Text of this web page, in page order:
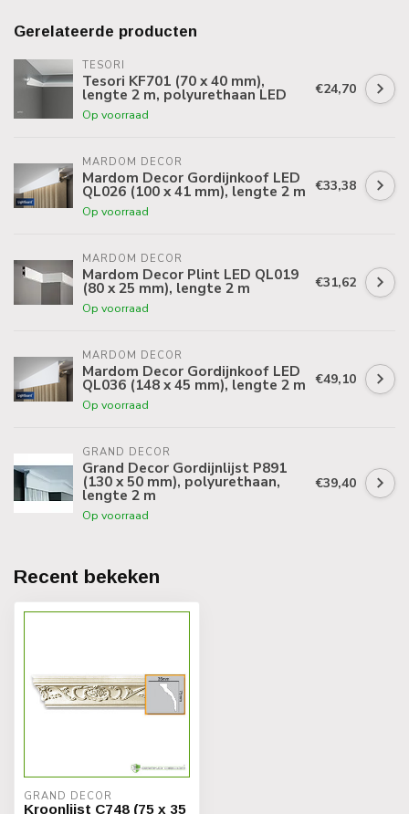
Gerelateerde producten
TESORI
Tesori KF701 (70 x 40 mm),
lengte 2 m, polyurethaan LED
Op voorraad
€24,70
MARDOM DECOR
Mardom Decor Gordijnkoof LED
QL026 (100 x 41 mm), lengte 2 m
Op voorraad
€33,38
MARDOM DECOR
Mardom Decor Plint LED QL019
(80 x 25 mm), lengte 2 m
Op voorraad
€31,62
MARDOM DECOR
Mardom Decor Gordijnkoof LED
QL036 (148 x 45 mm), lengte 2 m
Op voorraad
€49,10
GRAND DECOR
Grand Decor Gordijnlijst P891
(130 x 50 mm), polyurethaan,
lengte 2 m
Op voorraad
€39,40
Recent bekeken
GRAND DECOR
Kroonlijst C748 (75 x 35